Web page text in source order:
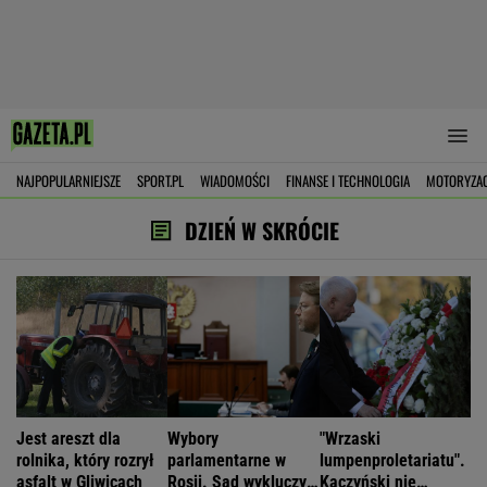
NAJPOPULARNIEJSZE SPORT.PL WIADOMOŚCI FINANSE I TECHNOLOGIA
DZIEŃ W SKRÓCIE
Jest areszt dla
rolnika, który rozrył
asfalt w Gliwicach
Wybory
parlamentarne w
Rosji. Sąd wykluczył
"Wrzaski
lumpenproletariatu".
Kaczyński nie